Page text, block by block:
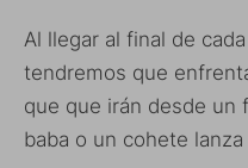
Al llegar al final de
tendremos que
que que irán desde un
baba o un cohete lanza